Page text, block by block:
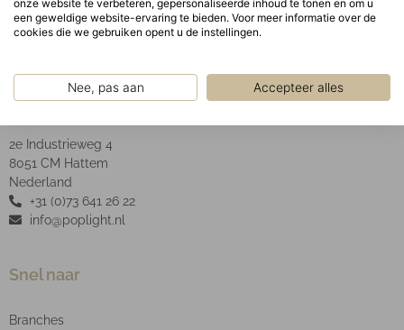
onze website te verbeteren, gepersonaliseerde inhoud te tonen en om u
een geweldige website-ervaring te bieden. Voor meer informatie over de
cookies die we gebruiken opent u de instellingen.
Nee, pas aan Accepteer alles
POP Light B.V.
2e Industrieweg 4
8051 CM Hattem
Nederland
+31 (0)73 641 26 22
info@poplight.nl
Snel naar
Branches